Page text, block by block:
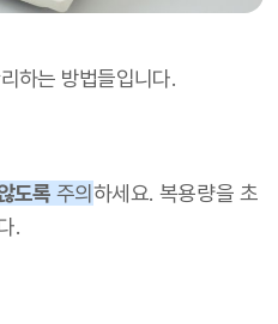
하는 방법들입니다.
도록 주의하세요. 복용량을 초
.